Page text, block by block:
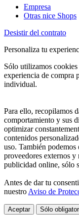
Empresa
Otras nice Shops
Desistir del contrato
Personaliza tu
Sólo utilizamos
experiencia de compra
individual.
Para ello, recopilamos
comportamiento y sus
optimizar
contenidos
uso. También podemos
proveedores externos y
publicidad online, sólo
Antes de dar tu
nuestro Aviso de
Aceptar Sólo